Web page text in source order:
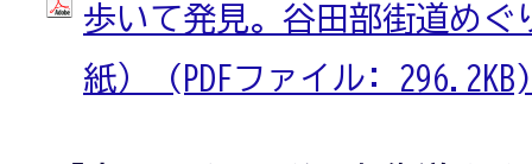
歩いて発見。谷田部街道め
紙） (PDFファイル: 296.2KB)